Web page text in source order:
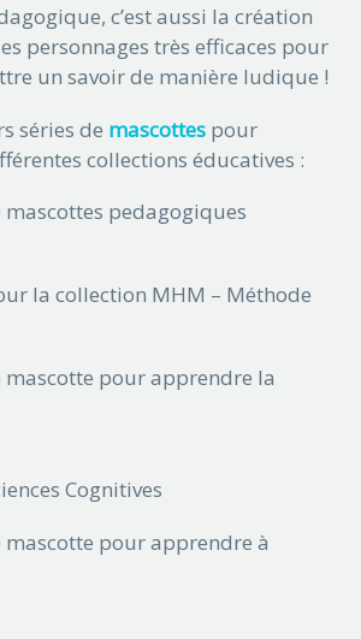
c’est aussi la création
personnages très efficaces pour
un savoir de manière ludique !
séries de mascottes pour
collections éducatives :
la collection MHM – Méthode
Cognitives